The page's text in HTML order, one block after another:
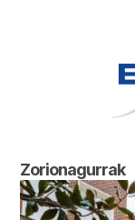
Zorionagurrak